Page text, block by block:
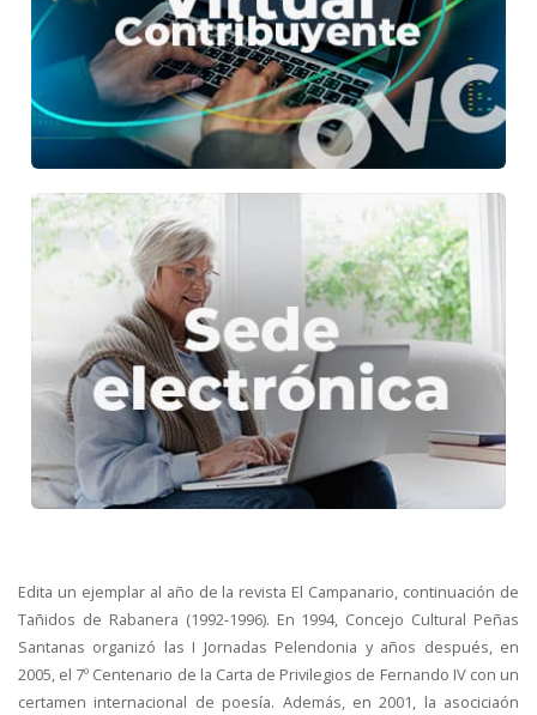
Edita un ejemplar al año de la revista El Campanario, continuación de
Tañidos de Rabanera (1992-1996). En 1994, Concejo Cultural Peñas
Santanas organizó las I Jornadas Pelendonia y años después, en
2005, el 7º Centenario de la Carta de Privilegios de Fernando IV con un
certamen internacional de poesía. Además, en 2001, la asociciaón